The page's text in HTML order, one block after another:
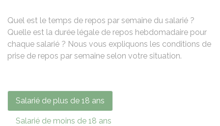
Quel est le temps de repos par semaine du salarié ?
Quelle est la durée légale de repos hebdomadaire pour
chaque salarié ? Nous vous expliquons les conditions de
prise de repos par semaine selon votre situation.
Salarié de plus de 18 ans
Salarié de moins de 18 ans